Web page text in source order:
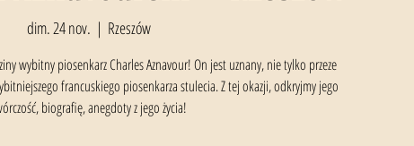
dim. 24 nov.
  |
Rzeszów
wybitny piosenkarz Charles Aznavour! On jest uznany, nie tylko przeze
francuskiego piosenkarza stulecia. Z tej okazji, odkryjmy jego
biografię, anegdoty z jego życia!